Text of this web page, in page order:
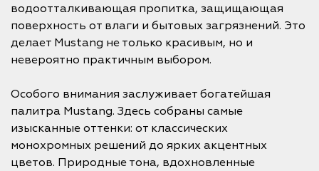
водоотталкивающая пропитка, защищающая
поверхность от влаги и бытовых загрязнений. Это
делает Mustang не только красивым, но и
невероятно практичным выбором.
Особого внимания заслуживает богатейшая
палитра Mustang. Здесь собраны самые
изысканные оттенки: от классических
монохромных решений до ярких акцентных
цветов. Природные тона, вдохновленные